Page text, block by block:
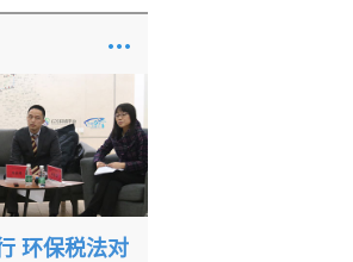
环保税法对